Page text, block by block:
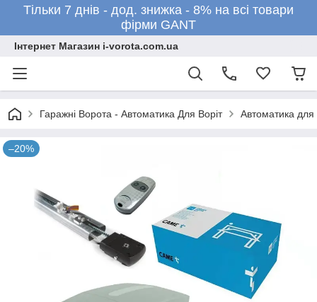
Тільки 7 днів - дод. знижка - 8% на всі товари
фірми GANT
Інтернет Магазин i-vorota.com.ua
Гаражні Ворота - Автоматика Для Воріт Автоматика для
–20%